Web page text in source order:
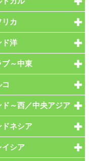
リカ
ド洋
ブ～中東
コ
ド～西／中央アジア
ドネシア
イシア